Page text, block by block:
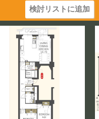
検討リストに追加